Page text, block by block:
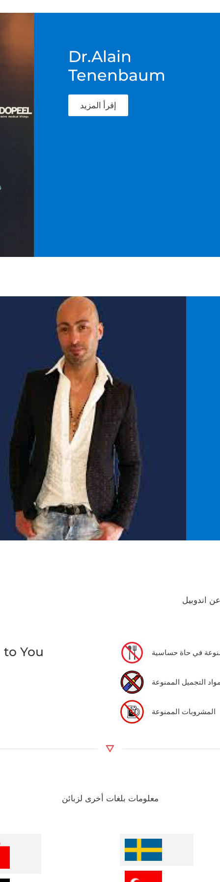
Dr.Alain
Tenenbaum
إقرأ المزيد
You
اندوبيل
في حاة حساسية
التجميل الممنوعة
المشروبات الممنوعة
معلومات بلغات أخرى لزبائن